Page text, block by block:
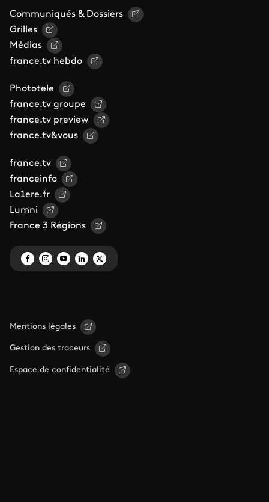
Communiqués & Dossiers
Grilles
Médias
france.tv hebdo
Phototele
france.tv groupe
france.tv preview
france.tv&vous
france.tv
franceinfo
La1ere.fr
Lumni
France 3 Régions
Mentions légales
Gestion des traceurs
Espace de confidentialité